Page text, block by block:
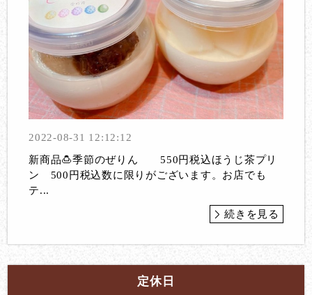
2022-08-31 12:12:12
新商品🍮季節のぜりん 550円税込ほうじ茶プリ
ン 500円税込数に限りがございます。お店でも
テ...
続きを見る
定休日